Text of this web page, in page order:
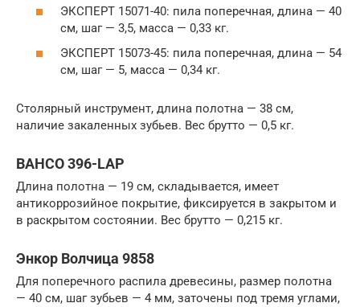
ЭКСПЕРТ 15071-40: пила поперечная, длина — 40
см, шаг — 3,5, масса — 0,33 кг.
ЭКСПЕРТ 15073-45: пила поперечная, длина — 54
см, шаг — 5, масса — 0,34 кг.
Столярный инструмент, длина полотна — 38 см,
наличие закаленных зубьев. Вес брутто — 0,5 кг.
BAHCO 396-LAP
Длина полотна — 19 см, складывается, имеет
антикоррозийное покрытие, фиксируется в закрытом и
в раскрытом состоянии. Вес брутто — 0,215 кг.
Энкор Волчица 9858
Для поперечного распила древесины, размер полотна
— 40 см, шаг зубьев — 4 мм, заточены под тремя углами,